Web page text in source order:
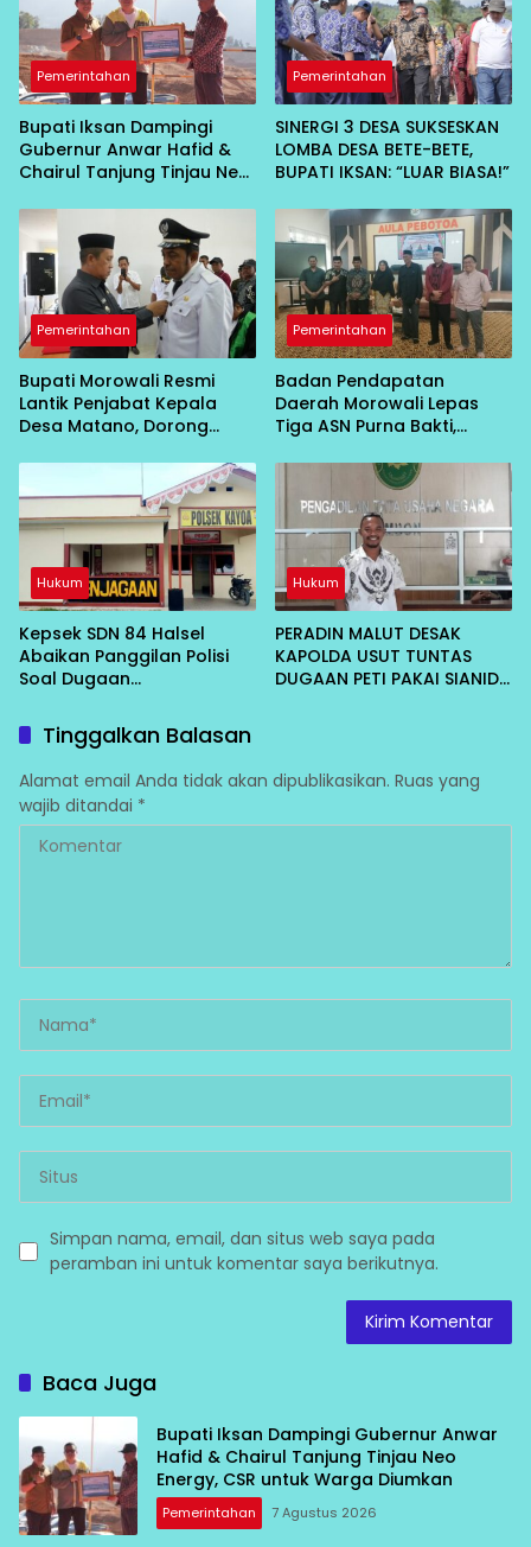
Pemerintahan
Bupati Iksan Dampingi
Gubernur Anwar Hafid &
Chairul Tanjung Tinjau Neo
Diumkan
Pemerintahan
SINERGI 3 DESA SUKSESKAN
LOMBA DESA BETE-BETE,
BUPATI IKSAN: “LUAR BIASA!”
Pemerintahan
Bupati Morowali Resmi
Lantik Penjabat Kepala
Desa Matano, Dorong
Berbasis Kebersamaan
Pemerintahan
Badan Pendapatan
Daerah Morowali Lepas
Tiga ASN Purna Bakti,
Pengabdian
Hukum
Kepsek SDN 84 Halsel
Abaikan Panggilan Polisi
Soal Dugaan
Hukum
PERADIN MALUT DESAK
KAPOLDA USUT TUNTAS
DUGAAN PETI PAKAI SIANIDA
Tinggalkan Balasan
Alamat email Anda tidak akan dipublikasikan. Ruas yang
wajib ditandai *
Simpan nama, email, dan situs web saya pada
peramban ini untuk komentar saya berikutnya.
Baca Juga
Bupati Iksan Dampingi Gubernur Anwar
Hafid & Chairul Tanjung Tinjau Neo
Energy, CSR untuk Warga Diumkan
Pemerintahan 7 Agustus 2026